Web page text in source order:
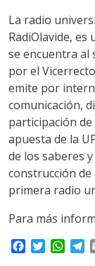
La radio
RadiOlavide,
se encuentra al
por el
emite por
comunicación,
participación
apuesta de la
de los saberes
construcción
primera radio
Para más
W